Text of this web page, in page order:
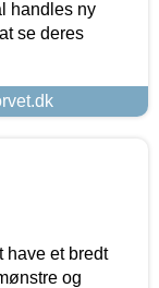
handles ny
se deres
have et bredt
og